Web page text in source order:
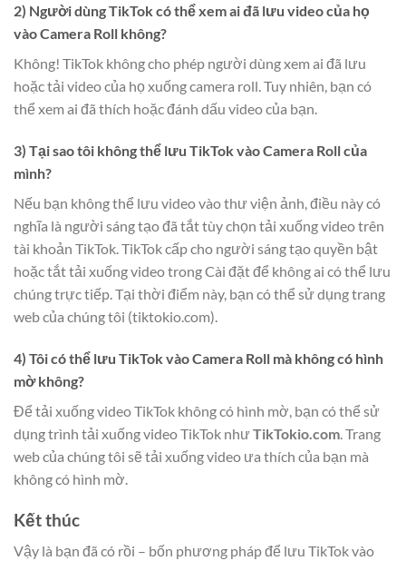
2) Người dùng TikTok có thể xem ai đã lưu video của họ
vào Camera Roll không?
Không! TikTok không cho phép người dùng xem ai đã lưu
hoặc tải video của họ xuống camera roll. Tuy nhiên, bạn có
thể xem ai đã thích hoặc đánh dấu video của bạn.
3) Tại sao tôi không thể lưu TikTok vào Camera Roll của
mình?
Nếu bạn không thể lưu video vào thư viện ảnh, điều này có
nghĩa là người sáng tạo đã tắt tùy chọn tải xuống video trên
tài khoản TikTok. TikTok cấp cho người sáng tạo quyền bật
hoặc tắt tải xuống video trong Cài đặt để không ai có thể lưu
chúng trực tiếp. Tại thời điểm này, bạn có thể sử dụng trang
web của chúng tôi (tiktokio.com).
4) Tôi có thể lưu TikTok vào Camera Roll mà không có hình
mờ không?
Để tải xuống video TikTok không có hình mờ, bạn có thể sử
dụng trình tải xuống video TikTok nhưTikTokio.com. Trang
web của chúng tôi sẽ tải xuống video ưa thích của bạn mà
không có hình mờ.
Kết thúc
Vậy là bạn đã có rồi – bốn phương pháp để lưu TikTok vào